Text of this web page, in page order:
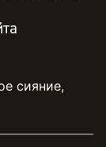
сияние,